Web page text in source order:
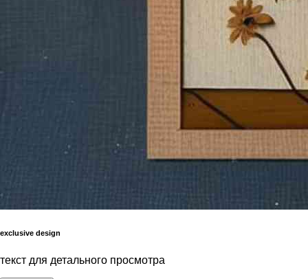
exclusive design
текст для детального просмотра